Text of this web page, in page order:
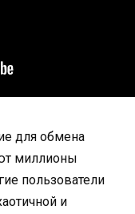
для обмена
миллионы
пользователи
и